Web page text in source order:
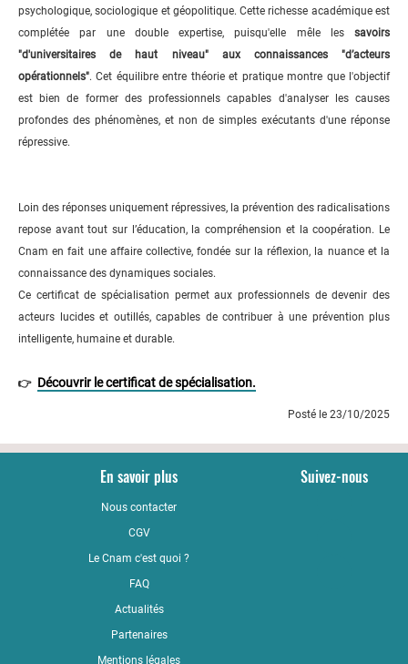
psychologique, sociologique et géopolitique. Cette richesse académique est
complétée par une double expertise, puisqu'elle mêle les savoirs
"d'universitaires de haut niveau" aux connaissances "d’acteurs
opérationnels". Cet équilibre entre théorie et pratique montre que l'objectif
est bien de former des professionnels capables d'analyser les causes
profondes des phénomènes, et non de simples exécutants d'une réponse
répressive.
Loin des réponses uniquement répressives, la prévention des radicalisations
repose avant tout sur l’éducation, la compréhension et la coopération. Le
Cnam en fait une affaire collective, fondée sur la réflexion, la nuance et la
connaissance des dynamiques sociales.
Ce certificat de spécialisation permet aux professionnels de devenir des
acteurs lucides et outillés, capables de contribuer à une prévention plus
intelligente, humaine et durable.
👉 Découvrir le certificat de spécialisation.
Posté le 23/10/2025
En savoir plus
Nous contacter
CGV
Le Cnam c'est quoi ?
FAQ
Actualités
Partenaires
Mentions légales
Suivez-nous